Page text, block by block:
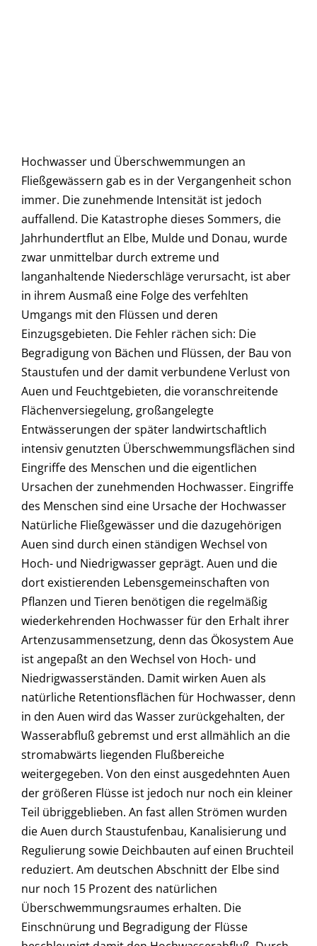
Hochwasser und Überschwemmungen an
Fließgewässern gab es in der Vergangenheit schon
immer. Die zunehmende Intensität ist jedoch
auffallend. Die Katastrophe dieses Sommers, die
Jahrhundertflut an Elbe, Mulde und Donau, wurde
zwar unmittelbar durch extreme und
langanhaltende Niederschläge verursacht, ist aber
in ihrem Ausmaß eine Folge des verfehlten
Umgangs mit den Flüssen und deren
Einzugsgebieten. Die Fehler rächen sich: Die
Begradigung von Bächen und Flüssen, der Bau von
Staustufen und der damit verbundene Verlust von
Auen und Feuchtgebieten, die voranschreitende
Flächenversiegelung, großangelegte
Entwässerungen der später landwirtschaftlich
intensiv genutzten Überschwemmungsflächen sind
Eingriffe des Menschen und die eigentlichen
Ursachen der zunehmenden Hochwasser. Eingriffe
des Menschen sind eine Ursache der Hochwasser
Natürliche Fließgewässer und die dazugehörigen
Auen sind durch einen ständigen Wechsel von
Hoch- und Niedrigwasser geprägt. Auen und die
dort existierenden Lebensgemeinschaften von
Pflanzen und Tieren benötigen die regelmäßig
wiederkehrenden Hochwasser für den Erhalt ihrer
Artenzusammensetzung, denn das Ökosystem Aue
ist angepaßt an den Wechsel von Hoch- und
Niedrigwasserständen. Damit wirken Auen als
natürliche Retentionsflächen für Hochwasser, denn
in den Auen wird das Wasser zurückgehalten, der
Wasserabfluß gebremst und erst allmählich an die
stromabwärts liegenden Flußbereiche
weitergegeben. Von den einst ausgedehnten Auen
der größeren Flüsse ist jedoch nur noch ein kleiner
Teil übriggeblieben. An fast allen Strömen wurden
die Auen durch Staustufenbau, Kanalisierung und
Regulierung sowie Deichbauten auf einen Bruchteil
reduziert. Am deutschen Abschnitt der Elbe sind
nur noch 15 Prozent des natürlichen
Überschwemmungsraumes erhalten. Die
Einschnürung und Begradigung der Flüsse